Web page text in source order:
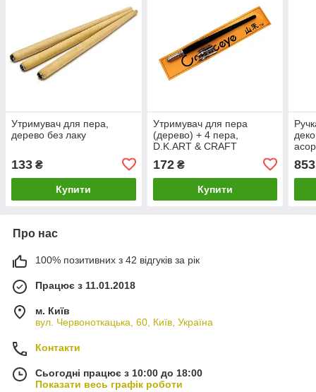
Утримувач для пера,
дерево без лаку
133 ₴
Купити
Утримувач для пера
(дерево) + 4 пера,
D.K.ART & CRAFT
172₴
Купити
853
Про нас
100% позитивних з 42 відгуків за рік
Працює з 11.01.2018
м. Київ
вул. Червоноткацька, 60, Київ, Україна
Контакти
Сьогодні працює з 10:00 до 18:00
Показати весь графік роботи